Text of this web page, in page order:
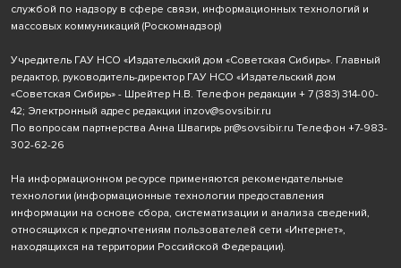
службой по надзору в сфере связи, информационных технологий и
массовых коммуникаций (Роскомнадзор)
Учредитель ГАУ НСО «Издательский дом «Советская Сибирь». Главный
редактор, руководитель-директор ГАУ НСО «Издательский дом
«Советская Сибирь» - Шрейтер Н.В. Телефон редакции + 7 (383) 314-00-
42; Электронный адрес редакции inzov@sovsibir.ru
По вопросам партнерства Анна Швагирь pr@sovsibir.ru Телефон +7-983-
302-62-26
На информационном ресурсе применяются рекомендательные
технологии (информационные технологии предоставления
информации на основе сбора, систематизации и анализа сведений,
относящихся к предпочтениям пользователей сети «Интернет»,
находящихся на территории Российской Федерации).